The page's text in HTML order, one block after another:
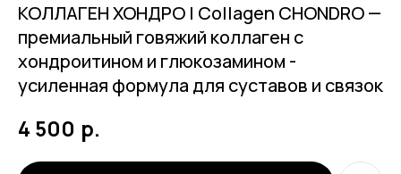
КОЛЛАГЕН ХОНДРО | Collagen CHONDRO —
премиальный говяжий коллаген с
хондроитином и глюкозамином -
усиленная формула для суставов и связок
4 500 р.